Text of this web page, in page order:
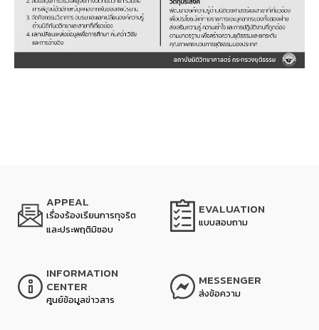
APPEAL
เรื่องร้องเรียนการทุจริต
และประพฤติมิชอบ
EVALUATION
แบบสอบถาม
INFORMATION
CENTER
ศูนย์ข้อมูลข่าวสาร
MESSENGER
ส่งข้อความ